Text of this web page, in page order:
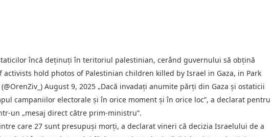
încă deţinuţi în teritoriul palestinian, cerând guvernului să obţină
hold photos of Palestinian children killed by Israel in Gaza, in Park
August 9, 2025 „Dacă invadaţi anumite părţi din Gaza şi ostaticii
campaniilor electorale şi în orice moment şi în orice loc”, a declarat pentru
un „mesaj direct către prim-ministru”.
care 27 sunt presupuşi morţi, a declarat vineri că decizia Israelului de a